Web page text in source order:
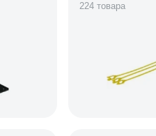
224 товара